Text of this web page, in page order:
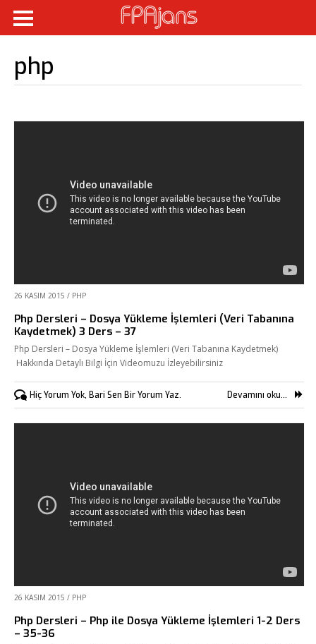
php
26 KASIM 2015 / PHP
Php Dersleri – Dosya Yükleme İşlemleri (Veri Tabanına
Kaydetmek) 3 Ders – 37
Php Dersleri – Dosya Yükleme İşlemleri (Veri Tabanına Kaydetmek)
Hakkında Detaylı Bilgi İçin Videomuzu İzleyebilirsiniz
Hiç Yorum Yok, Bari Sen Bir Yorum Yaz. Devamını oku...
26 KASIM 2015 / PHP
Php Dersleri – Php ile Dosya Yükleme İşlemleri 1-2 Ders
– 35-36